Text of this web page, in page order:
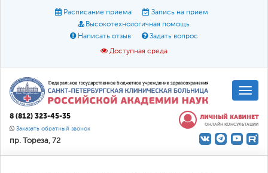
Расписание приема
Запись на прием
Высокотехнологичная помощь
Написать отзыв
Задать вопрос
Доступная среда
Размер шрифта: A A A
Цвет:
8 (812) 323-45-35
Заказать обратный звонок
пр. Тореза, 72
ЛИЧНЫЙ КАБИНЕТ
ОНЛАЙН КОНСУЛЬТАЦИИ